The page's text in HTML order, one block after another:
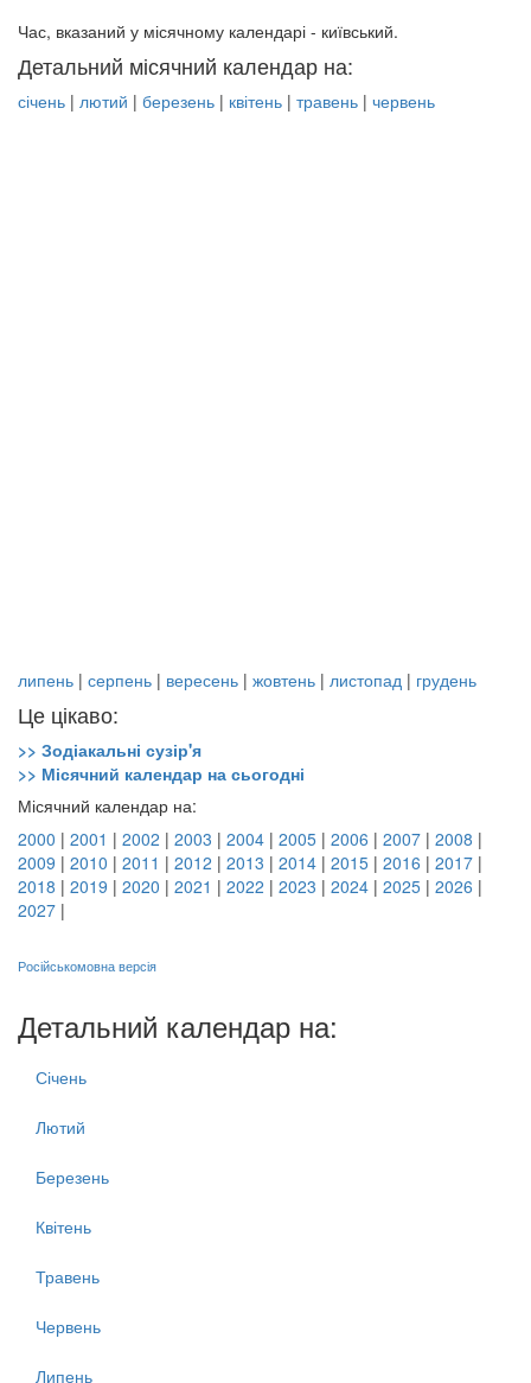
Час, вказаний у місячному календарі - київський.
Детальний місячний календар на:
січень | лютий | березень | квітень | травень | червень
липень | серпень | вересень | жовтень | листопад | грудень
Це цікаво:
>> Зодіакальні сузір'я
>> Місячний календар на сьогодні
Місячний календар на:
2000 | 2001 | 2002 | 2003 | 2004 | 2005 | 2006 | 2007 | 2008 |
2009 | 2010 | 2011 | 2012 | 2013 | 2014 | 2015 | 2016 | 2017 |
2018 | 2019 | 2020 | 2021 | 2022 | 2023 | 2024 | 2025 | 2026 |
2027 |
Російськомовна версія
Детальний календар на:
Січень
Лютий
Березень
Квітень
Травень
Червень
Липень